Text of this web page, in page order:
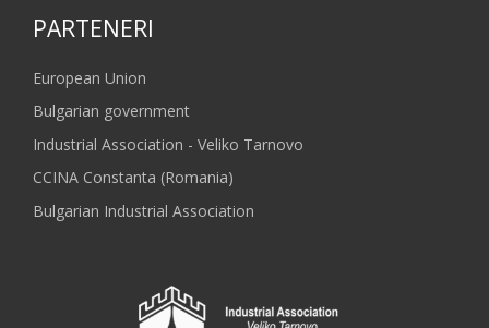
PARTENERI
European Union
Bulgarian government
Industrial Association - Veliko Tarnovo
CCINA Constanta (Romania)
Bulgarian Industrial Association